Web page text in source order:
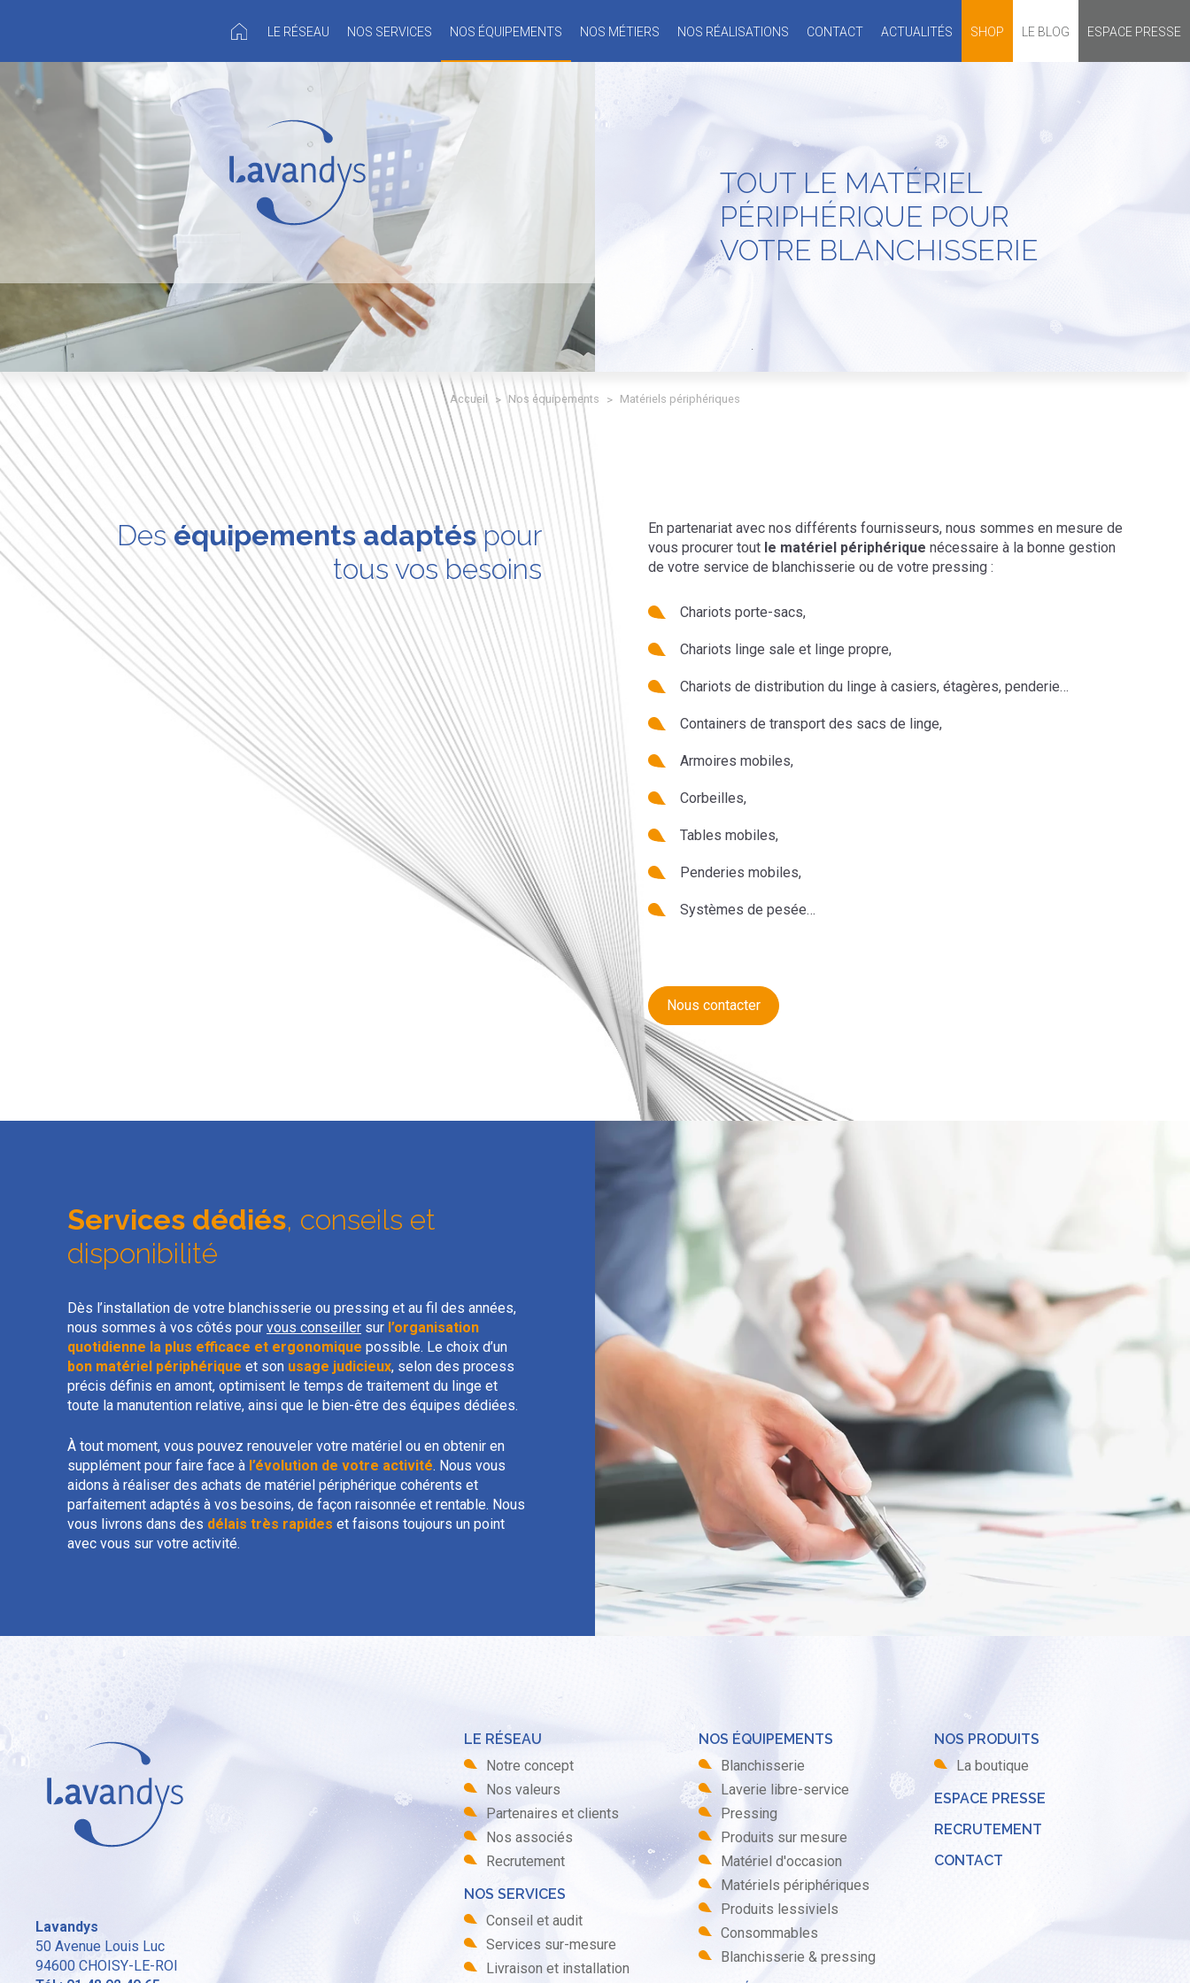
LE RÉSEAU NOS SERVICES NOS ÉQUIPEMENTS NOS MÉTIERS NOS RÉALISATIONS CONTACT ACTUALITÉS SHOP LE BLOG ESPACE PRESSE
TOUT LE MATÉRIEL
PÉRIPHÉRIQUE POUR
VOTRE BLANCHISSERIE
Accueil Nos équipements Matériels périphériques
Deséquipements adaptéspour
tous vos besoins
En partenariat avec nos différents fournisseurs, nous sommes en mesure de
vous procurer tout le matériel périphérique nécessaire à la bonne gestion
de votre service de blanchisserie ou de votre pressing :
Chariots porte-sacs,
Chariots linge sale et linge propre,
Chariots de distribution du linge à casiers, étagères, penderie…
Containers de transport des sacs de linge,
Armoires mobiles,
Corbeilles,
Tables mobiles,
Penderies mobiles,
Systèmes de pesée…
Nous contacter
Services dédiés, conseils et
disponibilité
Dès l’installation de votre blanchisserie ou pressing et au fil des années,
nous sommes à vos côtés pour vous conseiller sur l’organisation
quotidienne la plus efficace et ergonomique possible. Le choix d’un
bon matériel périphérique et son usage judicieux, selon des process
précis définis en amont, optimisent le temps de traitement du linge et
toute la manutention relative, ainsi que le bien-être des équipes dédiées.
À tout moment, vous pouvez renouveler votre matériel ou en obtenir en
supplément pour faire face à l’évolution de votre activité. Nous vous
aidons à réaliser des achats de matériel périphérique cohérents et
parfaitement adaptés à vos besoins, de façon raisonnée et rentable. Nous
vous livrons dans des délais très rapides et faisons toujours un point
avec vous sur votre activité.
Lavandys
50 Avenue Louis Luc
94600 CHOISY-LE-ROI
LE RÉSEAU
Notre concept
Nos valeurs
Partenaires et clients
Nos associés
Recrutement
NOS SERVICES
Conseil et audit
Services sur-mesure
Livraison et installation
NOS ÉQUIPEMENTS
Blanchisserie
Laverie libre-service
Pressing
Produits sur mesure
Matériel d'occasion
Matériels périphériques
Produits lessiviels
Consommables
Blanchisserie & pressing
NOS PRODUITS
La boutique
ESPACE PRESSE
RECRUTEMENT
CONTACT